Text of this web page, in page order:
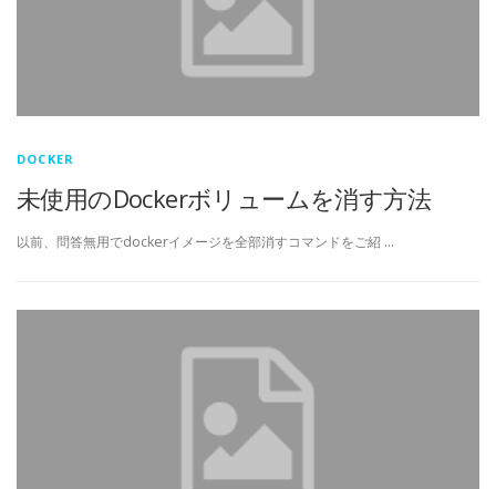
DOCKER
未使用のDockerボリュームを消す方法
以前、問答無用でdockerイメージを全部消すコマンドをご紹 …